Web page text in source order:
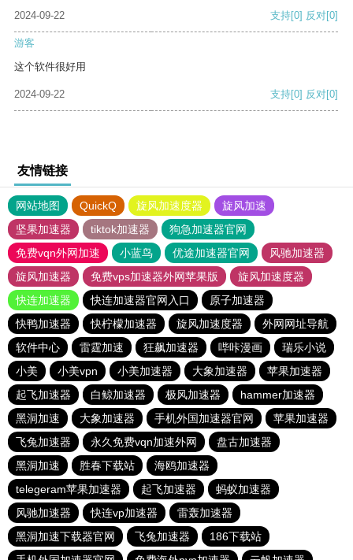
2024-09-22
支持[0] 反对[0]
游客
这个软件很好用
2024-09-22 支持[0] 反对[0]
友情链接
网站地图 QuickQ 旋风加速度器
旋风加速
坚果加速器
tiktok加速器
狗急加速器官网
免费vqn外网加速
小蓝鸟 优途加速器官网
风驰加速器
旋风加速器
免费vps加速器外网苹果版
旋风加速度器
快连加速器
快连加速器官网入口
原子加速器
快鸭加速器
快柠檬加速器 旋风加速度器
外网网址导航
软件中心
雷霆加速 狂飙加速器 哔咔漫画
瑞乐小说
小美
小美vpn 小美加速器 大象加速器
苹果加速器
起飞加速器
白鲸加速器 极风加速器
hammer加速器
黑洞加速
大象加速器 手机外国加速器官网
苹果加速器
飞兔加速器
永久免费vqn加速外网
盘古加速器
黑洞加速
胜春下载站
海鸥加速器
telegeram苹果加速器
起飞加速器
蚂蚁加速器
风驰加速器
快连vp加速器
雷轰加速器
黑洞加速下载器官网
飞兔加速器
186下载站